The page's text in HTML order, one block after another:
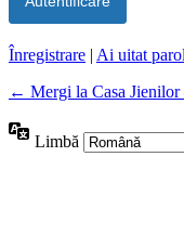
Înregistrare | Ai uitat
← Mergi la Casa Jienilor
Limbă